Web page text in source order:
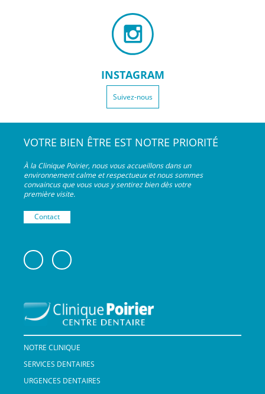
INSTAGRAM
Suivez-nous
VOTRE BIEN ÊTRE EST NOTRE PRIORITÉ
À la Clinique Poirier, nous vous accueillons dans un
environnement calme et respectueux et nous sommes
convaincus que vous vous y sentirez bien dès votre
première visite.
Contact
NOTRE CLINIQUE
SERVICES DENTAIRES
URGENCES DENTAIRES